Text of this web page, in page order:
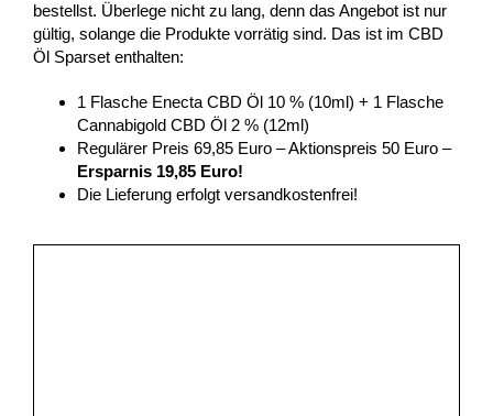
bestellst. Überlege nicht zu lang, denn das Angebot ist nur
gültig, solange die Produkte vorrätig sind. Das ist im CBD
Öl Sparset enthalten:
1 Flasche Enecta CBD Öl 10 % (10ml) + 1 Flasche
Cannabigold CBD Öl 2 % (12ml)
Regulärer Preis 69,85 Euro – Aktionspreis 50 Euro –
Ersparnis 19,85 Euro!
Die Lieferung erfolgt versandkostenfrei!